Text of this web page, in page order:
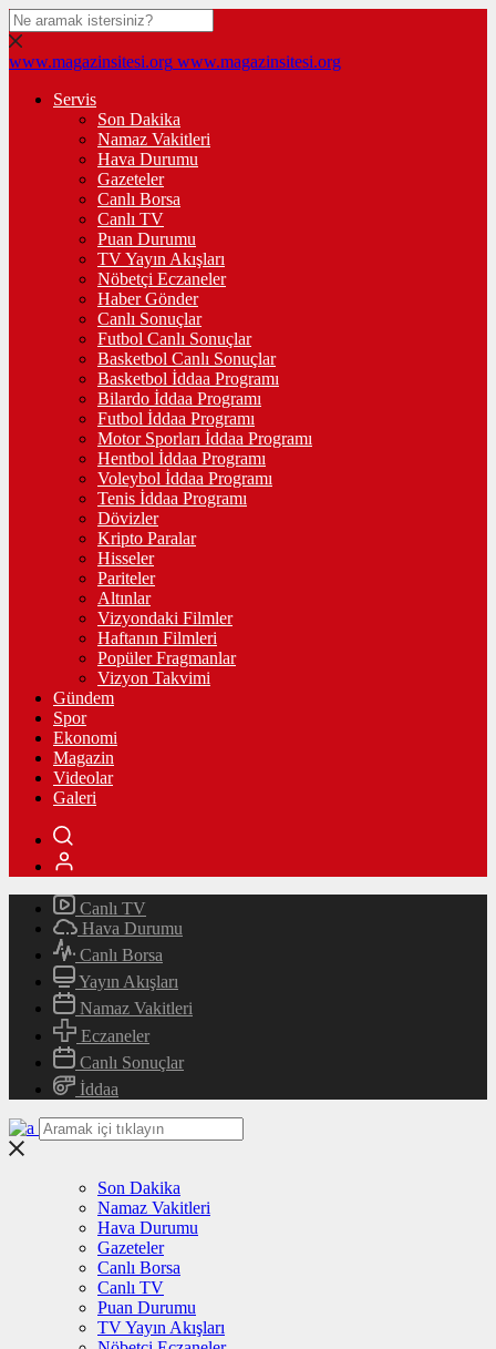
www.magazinsitesi.org www.magazinsitesi.org
Servis
Son Dakika
Namaz Vakitleri
Hava Durumu
Gazeteler
Canlı Borsa
Canlı TV
Puan Durumu
TV Yayın Akışları
Nöbetçi Eczaneler
Haber Gönder
Canlı Sonuçlar
Futbol Canlı Sonuçlar
Basketbol Canlı Sonuçlar
Basketbol İddaa Programı
Bilardo İddaa Programı
Futbol İddaa Programı
Motor Sporları İddaa Programı
Hentbol İddaa Programı
Voleybol İddaa Programı
Tenis İddaa Programı
Dövizler
Kripto Paralar
Hisseler
Pariteler
Altınlar
Vizyondaki Filmler
Haftanın Filmleri
Popüler Fragmanlar
Vizyon Takvimi
Gündem
Spor
Ekonomi
Magazin
Videolar
Galeri
Canlı TV
Hava Durumu
Canlı Borsa
Yayın Akışları
Namaz Vakitleri
Eczaneler
Canlı Sonuçlar
İddaa
Son Dakika
Namaz Vakitleri
Hava Durumu
Gazeteler
Canlı Borsa
Canlı TV
Puan Durumu
TV Yayın Akışları